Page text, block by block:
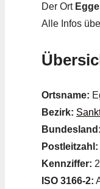
Der Ort
Alle Infos
Ortsname:
Bezirk:
Bundesland:
Postleitzahl:
Kennziffer:
ISO 3166-2: